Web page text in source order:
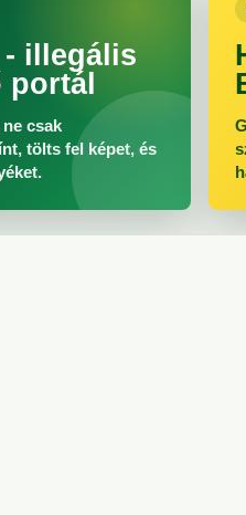
- illegális
portál
csak
tölts fel képet, és